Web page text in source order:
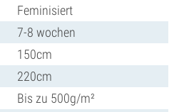
Feminisiert
7-8 wochen
150cm
220cm
Bis zu 500g/m²